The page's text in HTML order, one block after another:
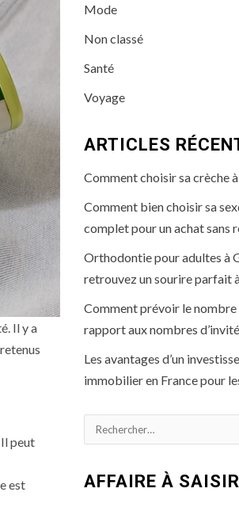
Il y a
Il peut
est
Mode
Non classé
Santé
Voyage
ARTICLES
Comment choisir sa crèche à
Comment bien choisir sa
complet pour un achat sans
Orthodontie pour adultes à
retrouvez un sourire parfait
Comment prévoir le
rapport aux nombres
Les avantages d’un
immobilier en France pour
Rechercher :
AFFAIRE À SAISIR